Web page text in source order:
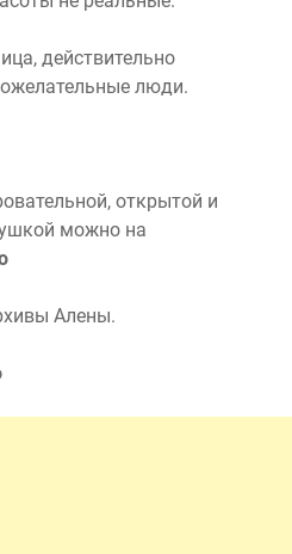
действительно
люди.
открытой и
можно на
Алены.